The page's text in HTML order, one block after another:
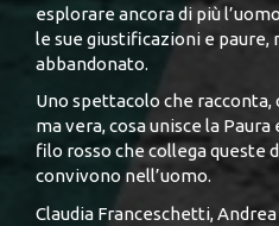
esplorare ancora di più
le sue giustificazioni e paure,
abbandonato.
Uno spettacolo che
ma vera, cosa unisce la
filo rosso che collega queste
convivono nell’uomo.
Claudia Franceschetti,